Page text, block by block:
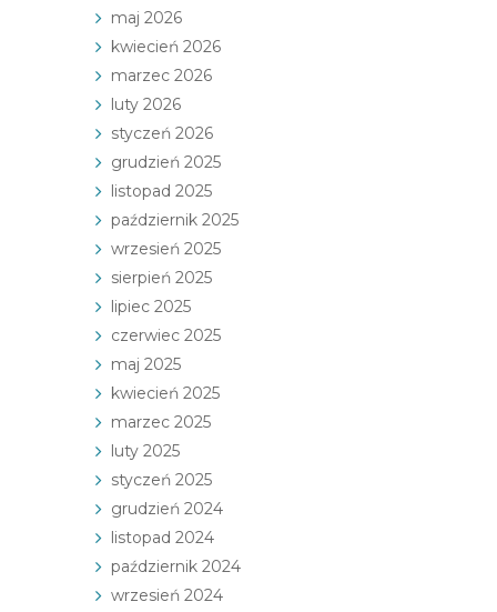
maj 2026
kwiecień 2026
marzec 2026
luty 2026
styczeń 2026
grudzień 2025
listopad 2025
październik 2025
wrzesień 2025
sierpień 2025
lipiec 2025
czerwiec 2025
maj 2025
kwiecień 2025
marzec 2025
luty 2025
styczeń 2025
grudzień 2024
listopad 2024
październik 2024
wrzesień 2024